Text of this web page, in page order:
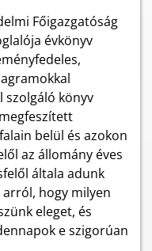
Főigazgatóság
évkönyv
szolgáló könyv
belül és azokon
az állomány éves
általa adunk
hogy milyen
eleget, és
e szigorúan